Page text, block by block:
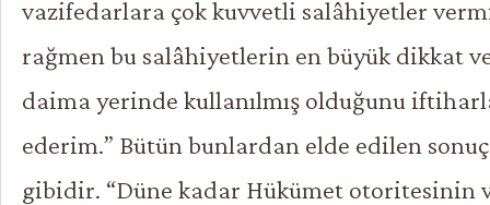
vazifedarlara çok kuvvetli salâhiyetler
rağmen bu salâhiyetlerin en büyük dikkat
daima yerinde kullanılmış olduğunu
ederim.” Bütün bunlardan elde edilen
gibidir. “Düne kadar Hükümet otoritesinin